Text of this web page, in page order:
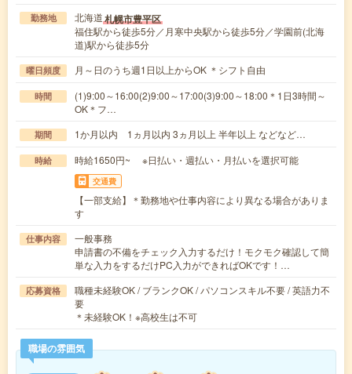
勤務地 北海道札幌市豊平区
福住駅から徒歩5分／月寒中央駅から徒歩5分／学園前(北海
道)駅から徒歩5分
曜日頻度 月～日のうち週1日以上からOK ＊シフト自由
時間
(1)9:00～16:00(2)9:00～17:00(3)9:00～18:00＊1日3時間～
OK＊フ…
期間 1か月以内 1ヵ月以内 3ヵ月以上 半年以上 などなど…
時給 時給1650円~ ※日払い・週払い・月払いを選択可能
交通費
【一部支給】＊勤務地や仕事内容により異なる場合がありま
す
仕事内容
一般事務
申請書の不備をチェック入力するだけ！モクモク確認して簡
単な入力をするだけPC入力ができればOKです！…
応募資格
職種未経験OK / ブランクOK / パソコンスキル不要 / 英語力不
要
＊未経験OK！※高校生は不可
職場の雰囲気